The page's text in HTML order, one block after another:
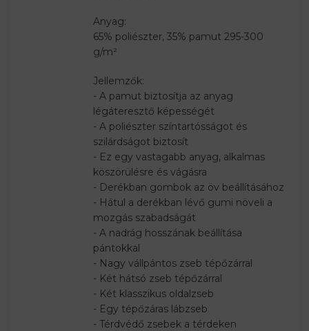
Anyag:
65% poliészter, 35% pamut 295-300
g/m²
Jellemzők:
- A pamut biztosítja az anyag
légáteresztő képességét
- A poliészter színtartósságot és
szilárdságot biztosít
- Ez egy vastagabb anyag, alkalmas
köszörülésre és vágásra
- Derékban gombok az öv beállításához
- Hátul a derékban lévő gumi növeli a
mozgás szabadságát
- A nadrág hosszának beállítása
pántokkal
- Nagy vállpántos zseb tépőzárral
- Két hátsó zseb tépőzárral
- Két klasszikus oldalzseb
- Egy tépőzáras lábzseb
- Térdvédő zsebek a térdeken